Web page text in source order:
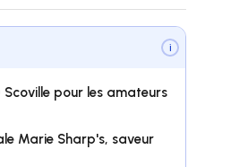
i
pour les amateurs
Marie Sharp's, saveur